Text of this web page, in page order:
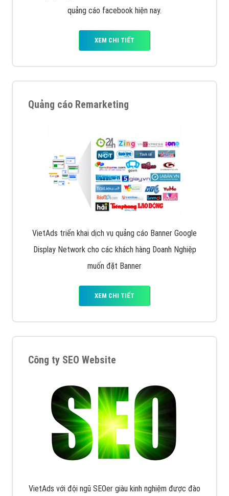
quảng cáo facebook hiện nay.
XEM CHI TIẾT
Quảng cáo Remarketing
VietAds triển khai dịch vụ quảng cáo Banner Google
Display Network cho các khách hàng Doanh Nghiệp
muốn đặt Banner
XEM CHI TIẾT
Công ty SEO Website
VietAds với đội ngũ SEOer giàu kinh nghiệm được đào